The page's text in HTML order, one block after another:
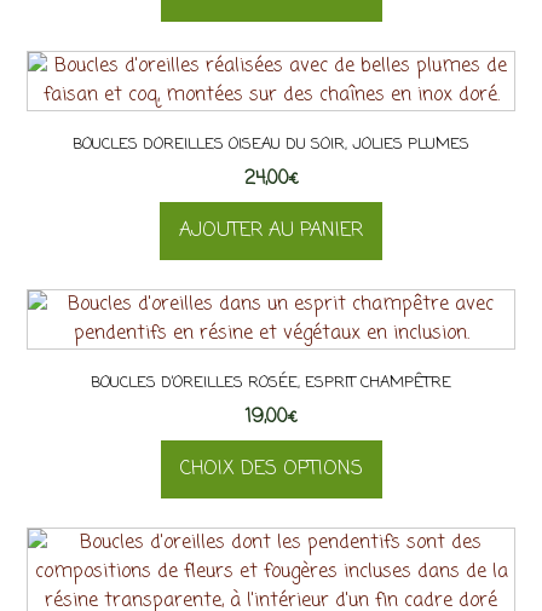
la
page
produit
produit
a
variations.
Les
options
peuvent
être
choisies
sur
la
page
du
produit
BOUCLES DOREILLES OISEAU DU SOIR, JOLIES PLUMES
24,00€
AJOUTER AU PANIER
BOUCLES D’OREILLES ROSÉE, ESPRIT CHAMPÊTRE
19,00€
CHOIX DES OPTIONS
produit
a
plusieurs